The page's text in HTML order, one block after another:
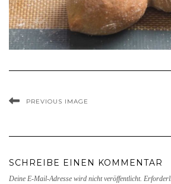
PREVIOUS IMAGE
SCHREIBE EINEN KOMMENTAR
Deine E-Mail-Adresse wird nicht veröffentlicht.